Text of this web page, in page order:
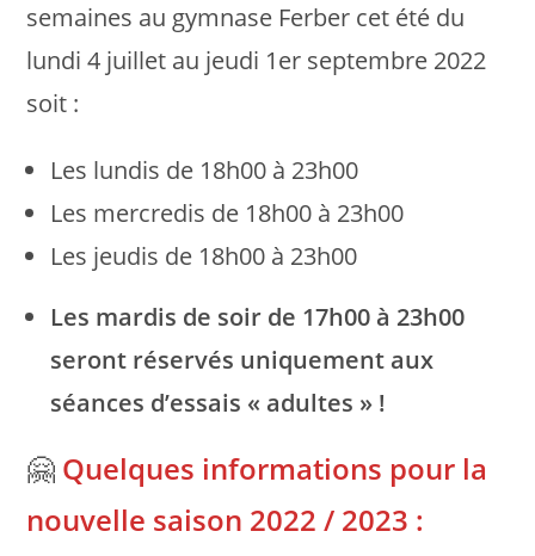
semaines au gymnase Ferber cet été du
lundi 4 juillet au jeudi 1er septembre 2022
soit :
Les lundis de 18h00 à 23h00
Les mercredis de 18h00 à 23h00
Les jeudis de 18h00 à 23h00
Les mardis de soir de 17h00 à 23h00
seront réservés uniquement aux
séances d’essais « adultes » !
🤗 Quelques informations pour la
nouvelle saison 2022 / 2023 :